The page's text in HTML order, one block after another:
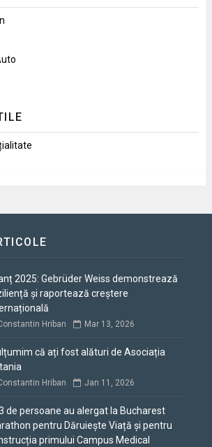
2025: Gebrüder Weiss demonstrează
și raportează creștere
Hriban Mar 13, 2026
că ați fost alături de Asociația
Hriban Jan 11, 2026
de persoane au alergat la Bucharest
pentru Dăruiește Viață și pentru
primului Campus Medical